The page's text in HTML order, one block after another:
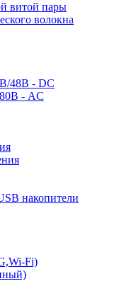
витой пары
волокна
48В - DC
- AC
накопители
Fi)